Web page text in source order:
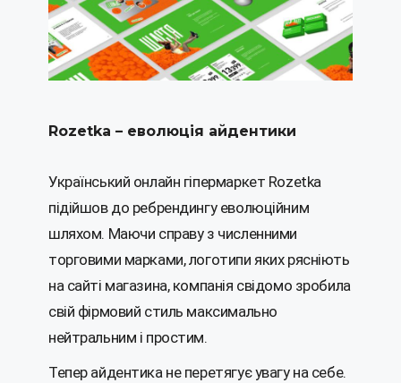
Rozetka – еволюція айдентики
Український онлайн гіпермаркет Rozetka
підійшов до ребрендингу еволюційним
шляхом. Маючи справу з численними
торговими марками, логотипи яких рясніють
на сайті магазина, компанія свідомо зробила
свій фірмовий стиль максимально
нейтральним і простим.
Тепер айдентика не перетягує увагу на себе.